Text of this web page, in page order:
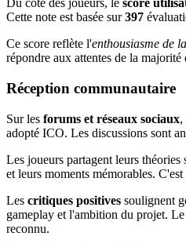
Du côté des joueurs, le score
Cette note est basée sur397
Ce score reflète l'enthousiasme de
répondre aux attentes de la majorité
Réception communautaire
Sur les forums et réseaux sociaux,
adopté ICO. Les discussions sont
Les joueurs partagent leurs théories
et leurs moments mémorables.
Les critiques positives soulignent
gameplay et l'ambition du projet.
reconnu.